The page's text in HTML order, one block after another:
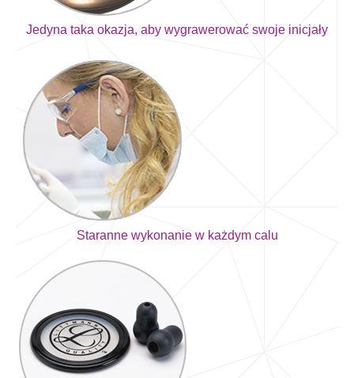
Jedyna taka okazja, aby wygrawerować swoje inicjały
Staranne wykonanie w każdym calu